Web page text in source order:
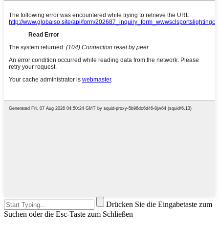
Drücken Sie die Eingabetaste zum
Suchen oder die Esc-Taste zum Schließen